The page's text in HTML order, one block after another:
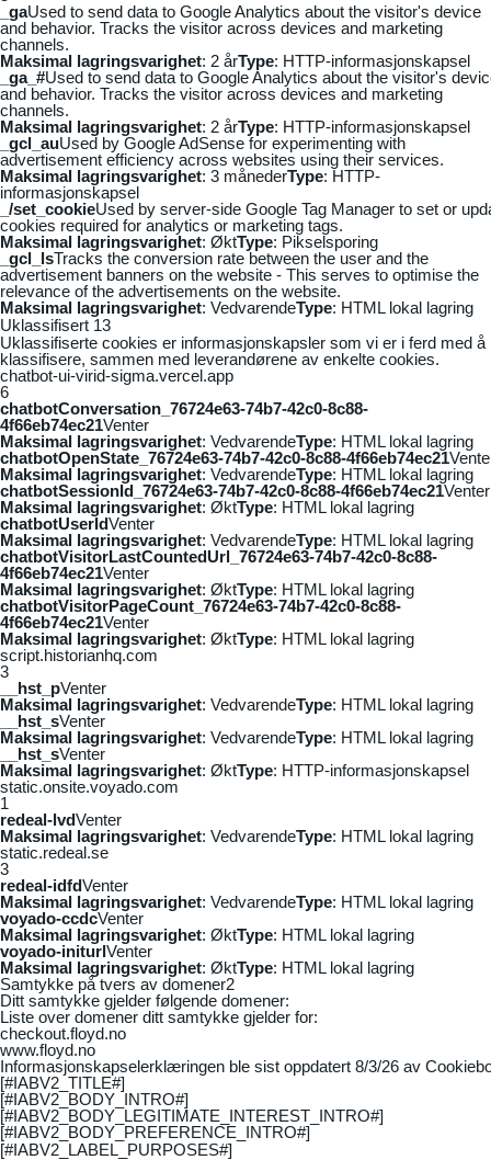
_gaUsed to send data to Google Analytics about the visitor's device
and behavior. Tracks the visitor across devices and marketing
channels.
Maksimal lagringsvarighet: 2 årType: HTTP-informasjonskapsel
_ga_#Used to send data to Google Analytics about the visitor's
and behavior. Tracks the visitor across devices and marketing
channels.
Maksimal lagringsvarighet: 2 årType: HTTP-informasjonskapsel
_gcl_auUsed by Google AdSense for experimenting with
advertisement efficiency across websites using their services.
Maksimal lagringsvarighet: 3 månederType: HTTP-
informasjonskapsel
_/set_cookieUsed by server-side Google Tag Manager to set or
cookies required for analytics or marketing tags.
Maksimal lagringsvarighet: ØktType: Pikselsporing
_gcl_lsTracks the conversion rate between the user and the
advertisement banners on the website - This serves to optimise the
relevance of the advertisements on the website.
Maksimal lagringsvarighet: VedvarendeType: HTML lokal lagring
Uklassifisert 13
Uklassifiserte cookies er informasjonskapsler som vi er i ferd med å
klassifisere, sammen med leverandørene av enkelte cookies.
chatbot-ui-virid-sigma.vercel.app
6
chatbotConversation_76724e63-74b7-42c0-8c88-
4f66eb74ec21Venter
Maksimal lagringsvarighet: VedvarendeType: HTML lokal lagring
chatbotOpenState_76724e63-74b7-42c0-8c88-4f66eb74ec21
Maksimal lagringsvarighet: VedvarendeType: HTML lokal lagring
chatbotSessionId_76724e63-74b7-42c0-8c88-4f66eb74ec21Venter
Maksimal lagringsvarighet: ØktType: HTML lokal lagring
chatbotUserIdVenter
Maksimal lagringsvarighet: VedvarendeType: HTML lokal lagring
chatbotVisitorLastCountedUrl_76724e63-74b7-42c0-8c88-
4f66eb74ec21Venter
Maksimal lagringsvarighet: ØktType: HTML lokal lagring
chatbotVisitorPageCount_76724e63-74b7-42c0-8c88-
4f66eb74ec21Venter
Maksimal lagringsvarighet: ØktType: HTML lokal lagring
script.historianhq.com
3
__hst_pVenter
Maksimal lagringsvarighet: VedvarendeType: HTML lokal lagring
__hst_sVenter
Maksimal lagringsvarighet: VedvarendeType: HTML lokal lagring
__hst_sVenter
Maksimal lagringsvarighet: ØktType: HTTP-informasjonskapsel
static.onsite.voyado.com
1
redeal-lvdVenter
Maksimal lagringsvarighet: VedvarendeType: HTML lokal lagring
static.redeal.se
3
redeal-idfdVenter
Maksimal lagringsvarighet: VedvarendeType: HTML lokal lagring
voyado-ccdcVenter
Maksimal lagringsvarighet: ØktType: HTML lokal lagring
voyado-initurlVenter
Maksimal lagringsvarighet: ØktType: HTML lokal lagring
Samtykke på tvers av domener2
Ditt samtykke gjelder følgende domener:
Liste over domener ditt samtykke gjelder for:
checkout.floyd.no
www.floyd.no
Informasjonskapselerklæringen ble sist oppdatert 8/3/26 av
[#IABV2_TITLE#]
[#IABV2_BODY_INTRO#]
[#IABV2_BODY_LEGITIMATE_INTEREST_INTRO#]
[#IABV2_BODY_PREFERENCE_INTRO#]
[#IABV2_LABEL_PURPOSES#]